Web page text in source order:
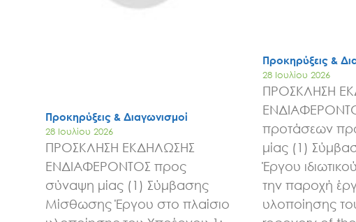
Μ.Δ.Π.Π.
Έργα
Εισιτήρια
Προκηρύξεις & Διαγωνισμοί
28 Ιουλίου 2026
ΠΡΟΣΚΛΗΣΗ ΕΚΔΗΛΩΣΗΣ
ΕΝΔΙΑΦΕΡΟΝΤΟΣ προς
σύναψη μίας (1) Σύμβασης
Μίσθωσης Έργου στο πλαίσιο
Προκηρύξεις &
28 Ιουλίου 2026
ΠΡΟΣΚΛΗΣΗ
προτάσεων
μίας (1)
Έργου
την παροχή
υλοποίησης